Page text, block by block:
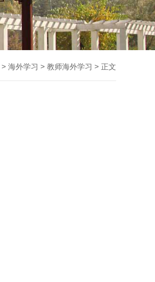
> 海外学习 > 教师海外学习 > 正文